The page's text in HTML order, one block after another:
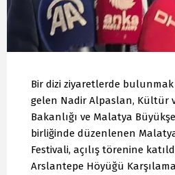
Bir dizi ziyaretlerde
gelen Nadir Alpaslan, Kültür
Bakanlığı ve Malatya
birliğinde düzenlenen
Festivali, açılış törenine
Arslantepe Höyüğü Karşılama